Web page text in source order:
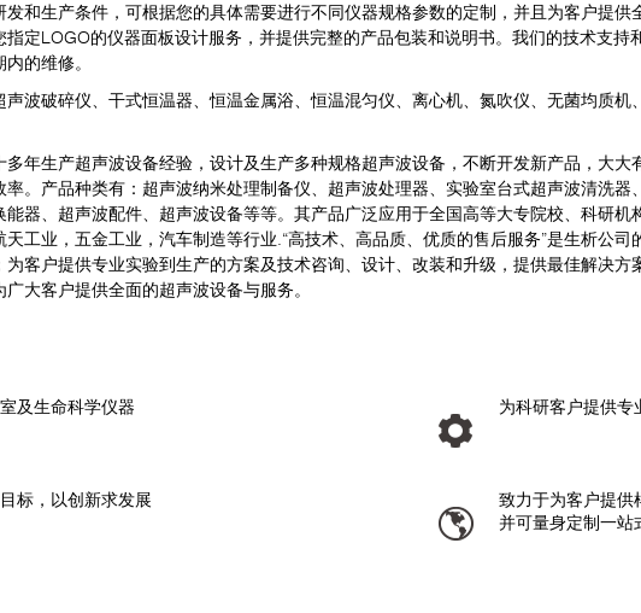
生产条件，可根据您的具体需要进行不同仪器规格参数的定制，并且为客户提供
指定LOGO的仪器面板设计服务，并提供完整的产品包装和说明书。我们的技术支
的维修。
破碎仪、干式恒温器、恒温金属浴、恒温混匀仪、离心机、氮吹仪、无菌均质机
生产超声波设备经验，设计及生产多种规格超声波设备，不断开发新产品，大大
率。产品种类有：超声波纳米处理制备仪、超声波处理器、实验室台式超声波清洗
能器、超声波配件、超声波设备等等。其产品广泛应用于全国高等大专院校、科研
工业，五金工业，汽车制造等行业.“高技术、高品质、优质的售后服务”是生析公
为客户提供专业实验到生产的方案及技术咨询、设计、改装和升级，提供最佳解决
大客户提供全面的超声波设备与服务。
及生命科学仪器 为科研客户提供专
标，以创新求发展
致力于为客户提供
并可量身定制一站